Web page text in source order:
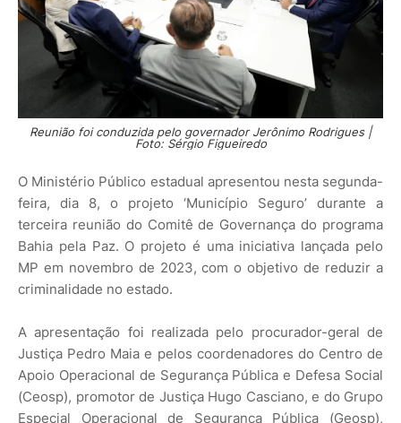
Reunião foi conduzida pelo governador Jerônimo Rodrigues |
Foto: Sérgio Figueiredo
O Ministério Público estadual apresentou nesta segunda-
feira, dia 8, o projeto ‘Município Seguro’ durante a
terceira reunião do Comitê de Governança do programa
Bahia pela Paz. O projeto é uma iniciativa lançada pelo
MP em novembro de 2023, com o objetivo de reduzir a
criminalidade no estado.
A apresentação foi realizada pelo procurador-geral de
Justiça Pedro Maia e pelos coordenadores do Centro de
Apoio Operacional de Segurança Pública e Defesa Social
(Ceosp), promotor de Justiça Hugo Casciano, e do Grupo
Especial Operacional de Segurança Pública (Geosp),